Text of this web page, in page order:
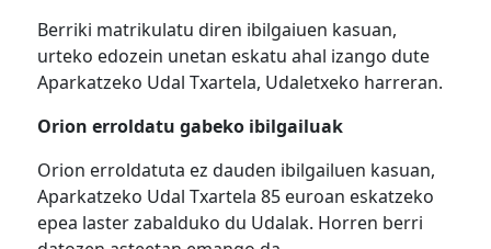
Berriki matrikulatu diren ibilgaiuen kasuan,
urteko edozein unetan eskatu ahal izango dute
Aparkatzeko Udal Txartela, Udaletxeko harreran.
Orion erroldatu gabeko ibilgailuak
Orion erroldatuta ez dauden ibilgailuen kasuan,
Aparkatzeko Udal Txartela 85 euroan eskatzeko
epea laster zabalduko du Udalak. Horren berri